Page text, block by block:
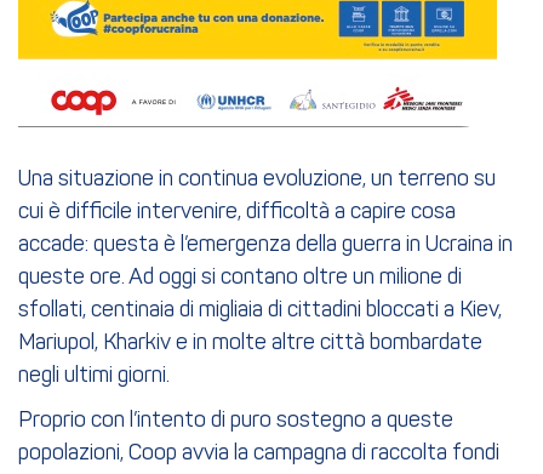
Una situazione in continua evoluzione, un terreno su
cui è difficile intervenire, difficoltà a capire cosa
accade: questa è l’emergenza della guerra in Ucraina in
queste ore. Ad oggi si contano oltre un milione di
sfollati, centinaia di migliaia di cittadini bloccati a Kiev,
Mariupol, Kharkiv e in molte altre città bombardate
negli ultimi giorni.
Proprio con l’intento di puro sostegno a queste
popolazioni, Coop avvia la campagna di raccolta fondi